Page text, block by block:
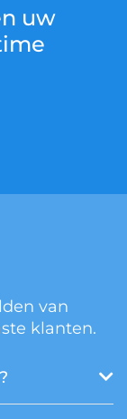
uw
van
klanten.